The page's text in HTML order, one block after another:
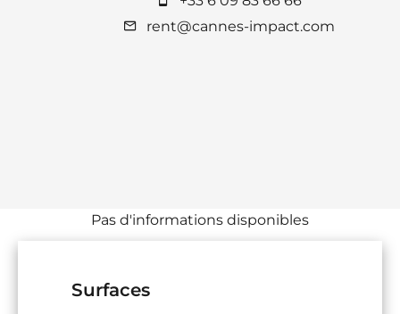
rent@cannes-impact.com
Pas d'informations disponibles
Surfaces